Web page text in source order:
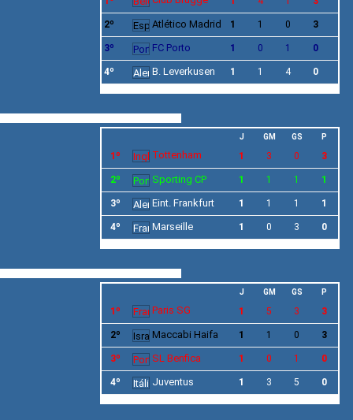
2º Atlético Madrid 1 1 0 3
3º FC Porto 1 0 1 0
4º B. Leverkusen 1 1 4 0
J GM GS P
1º Tottenham 1 3 0 3
2º Sporting CP 1 1 1 1
3º Eint. Frankfurt 1 1 1 1
4º Marseille 1 0 3 0
J GM GS P
1º Paris SG 1 5 3 3
2º Maccabi Haifa 1 1 0 3
3º SL Benfica 1 0 1 0
4º Juventus 1 3 5 0